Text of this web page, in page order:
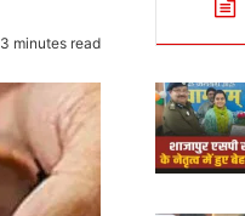
3 minutes read